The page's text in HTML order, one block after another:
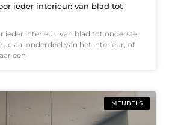
ieder interieur: van blad tot
ieder interieur: van blad tot onderstel
onderdeel van het interieur, of
een
MEUBELS